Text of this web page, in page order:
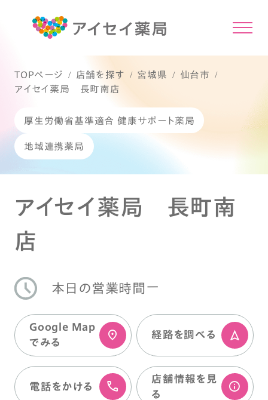
TOPページ 店舗を探す 宮城県
仙台市
アイセイ薬局 長町南店
厚生労働省基準適合 健康サポート薬局
地域連携薬局
アイセイ薬局 長町南
店
本日の営業時間 ー
Google Map
でみる
経路を調べる
電話をかける
店舗情報を⾒
る